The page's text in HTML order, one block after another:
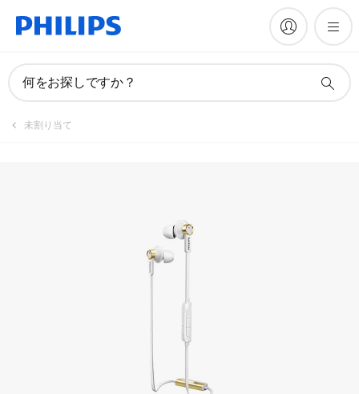
何をお探しですか？
未割り当て
製品を登録